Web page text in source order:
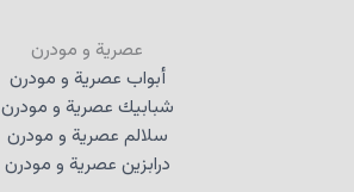
عصرية و مودرن
أبواب عصرية و مودرن
شبابيك عصرية و مودرن
سلالم عصرية و مودرن
درابزين عصرية و مودرن